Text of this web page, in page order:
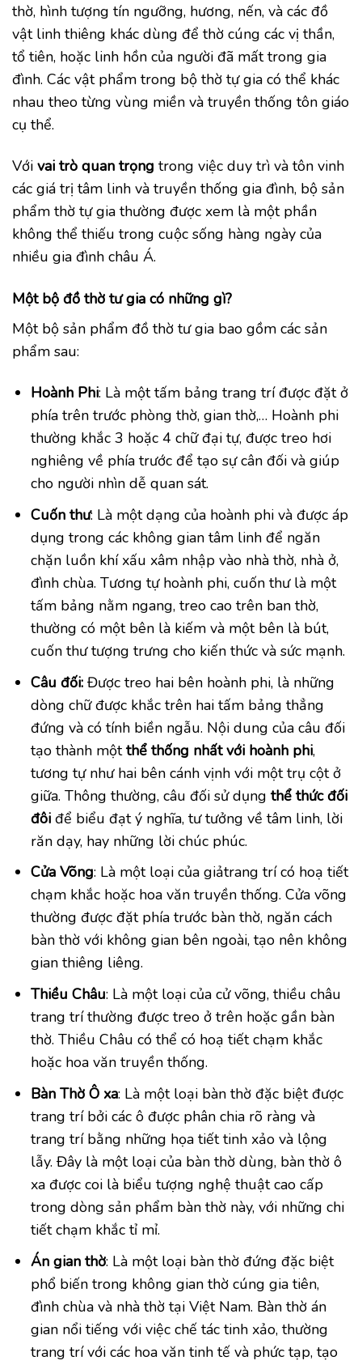
thờ, hình tượng tín ngưỡng, hương, nến, và các đồ
vật linh thiêng khác dùng để thờ cúng các vị thần,
tổ tiên, hoặc linh hồn của người đã mất trong gia
đình. Các vật phẩm trong bộ thờ tự gia có thể khác
nhau theo từng vùng miền và truyền thống tôn giáo
cụ thể.
Với vai trò quan trọng trong việc duy trì và tôn vinh
các giá trị tâm linh và truyền thống gia đình, bộ sản
phẩm thờ tự gia thường được xem là một phần
không thể thiếu trong cuộc sống hàng ngày của
nhiều gia đình châu Á.
Một bộ đồ thờ tư gia có những gì?
Một bộ sản phẩm đồ thờ tư gia bao gồm các sản
phẩm sau:
Hoành Phi: Là một tấm bảng trang trí được đặt ở
phía trên trước phòng thờ, gian thờ,… Hoành phi
thường khắc 3 hoặc 4 chữ đại tự, được treo hơi
nghiêng về phía trước để tạo sự cân đối và giúp
cho người nhìn dễ quan sát.
Cuốn thư: Là một dạng của hoành phi và được áp
dụng trong các không gian tâm linh để ngăn
chặn luồn khí xấu xâm nhập vào nhà thờ, nhà ở,
đình chùa. Tương tự hoành phi, cuốn thư là một
tấm bảng nằm ngang, treo cao trên ban thờ,
thường có một bên là kiếm và một bên là bút,
cuốn thư tượng trưng cho kiến thức và sức mạnh.
Câu đối:Được treo hai bên hoành phi, là những
dòng chữ được khắc trên hai tấm bảng thẳng
đứng và có tính biền ngẫu. Nội dung của câu đối
tạo thành mộtthể thống nhất với hoành phi,
tương tự như hai bên cánh vịnh với một trụ cột ở
giữa. Thông thường, câu đối sử dụngthể thức đối
đôiđể biểu đạt ý nghĩa, tư tưởng về tâm linh, lời
răn dạy, hay những lời chúc phúc.
Cửa Võng: Là một loại của giảtrang trí có hoạ tiết
chạm khắc hoặc hoa văn truyền thống. Cửa võng
thường được đặt phía trước bàn thờ, ngăn cách
bàn thờ với không gian bên ngoài, tạo nên không
gian thiêng liêng.
Thiều Châu: Là một loại của cử võng, thiều châu
trang trí thường được treo ở trên hoặc gần bàn
thờ. Thiều Châu có thể có hoạ tiết chạm khắc
hoặc hoa văn truyền thống.
Bàn Thờ Ô xa: Là một loại bàn thờ đặc biệt được
trang trí bởi các ô được phân chia rõ ràng và
trang trí bằng những họa tiết tinh xảo và lộng
lẫy. Đây là một loại của bàn thờ dùng, bàn thờ ô
xa được coi là biểu tượng nghệ thuật cao cấp
trong dòng sản phẩm bàn thờ này, với những chi
tiết chạm khắc tỉ mỉ.
Án gian thờ: Là một loại bàn thờ đứng đặc biệt
phổ biến trong không gian thờ cúng gia tiên,
đình chùa và nhà thờ tại Việt Nam. Bàn thờ án
gian nổi tiếng với việc chế tác tinh xảo, thường
trang trí với các hoa văn tinh tế và phức tạp, tạo